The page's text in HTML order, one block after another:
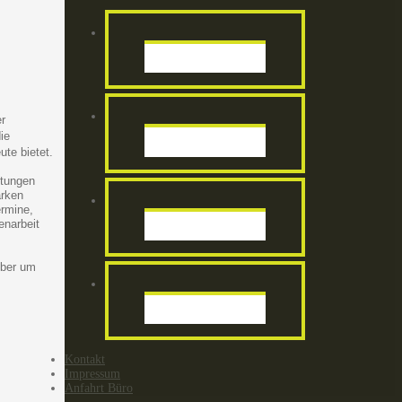
bietet.
um
Kontakt
Impressum
Anfahrt Büro